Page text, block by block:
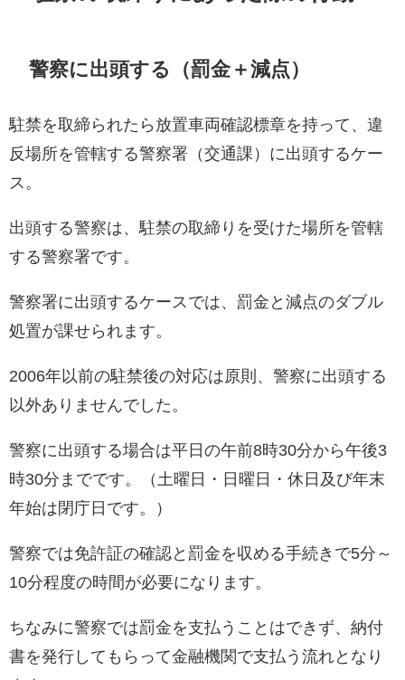
警察に出頭する（罰金＋減点）
駐禁を取締られたら放置車両確認標章を持って、違
反場所を管轄する警察署（交通課）に出頭するケー
ス。
出頭する警察は、駐禁の取締りを受けた場所を管轄
する警察署です。
警察署に出頭するケースでは、罰金と減点のダブル
処置が課せられます。
2006年以前の駐禁後の対応は原則、警察に出頭する
以外ありませんでした。
警察に出頭する場合は平日の午前8時30分から午後3
時30分までです。（土曜日・日曜日・休日及び年末
年始は閉庁日です。）
警察では免許証の確認と罰金を収める手続きで5分～
10分程度の時間が必要になります。
ちなみに警察では罰金を支払うことはできず、納付
書を発行してもらって金融機関で支払う流れとなり